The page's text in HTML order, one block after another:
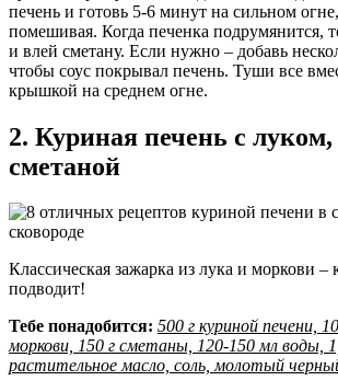
печень и готовь 5-6 минут на сильном
помешивая. Когда печенка подрумянится,
и влей сметану. Если нужно – добавь
чтобы соус покрывал печень. Туши все
крышкой на среднем огне.
2. Куриная печень с
сметаной
Классическая зажарка из лука и моркови –
подводит!
Тебе понадобится: 500 г куриной печени,
моркови, 150 г сметаны, 120-150 мл воды,
растительное масло, соль, молотый